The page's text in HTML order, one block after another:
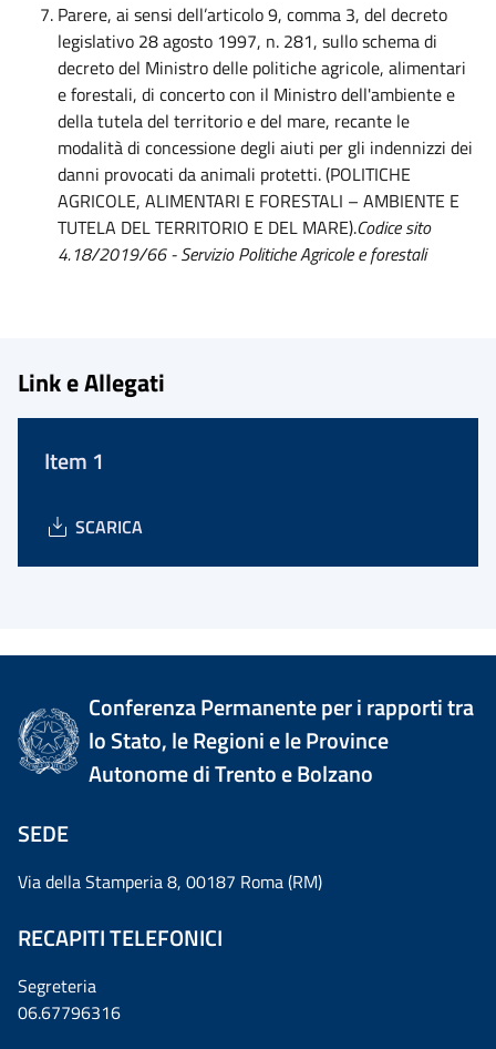
Parere, ai sensi dell’articolo 9, comma 3, del decreto
legislativo 28 agosto 1997, n. 281, sullo schema di
decreto del Ministro delle politiche agricole, alimentari
e forestali, di concerto con il Ministro dell'ambiente e
della tutela del territorio e del mare, recante le
modalità di concessione degli aiuti per gli indennizzi dei
danni provocati da animali protetti. (POLITICHE
AGRICOLE, ALIMENTARI E FORESTALI – AMBIENTE E
TUTELA DEL TERRITORIO E DEL MARE).Codice sito
4.18/2019/66 - Servizio Politiche Agricole e forestali
Link e Allegati
Item 1
SCARICA
Conferenza Permanente per i rapporti tra
lo Stato, le Regioni e le Province
Autonome di Trento e Bolzano
SEDE
Via della Stamperia 8, 00187 Roma (RM)
RECAPITI TELEFONICI
Segreteria
06.67796316